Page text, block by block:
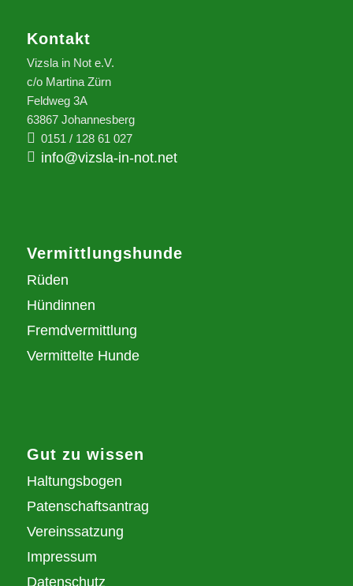
Kontakt
Vizsla in Not e.V.
c/o Martina Zürn
Feldweg 3A
63867 Johannesberg
0151 / 128 61 027
info@vizsla-in-not.net
Vermittlungshunde
Rüden
Hündinnen
Fremdvermittlung
Vermittelte Hunde
Gut zu wissen
Haltungsbogen
Patenschaftsantrag
Vereinssatzung
Impressum
Datenschutz